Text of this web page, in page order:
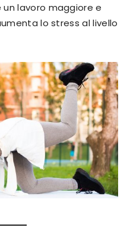
lavoro maggiore e
lo stress al livello